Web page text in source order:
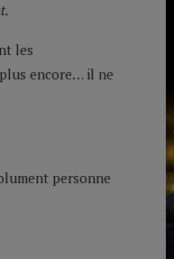
les
encore… il ne
personne